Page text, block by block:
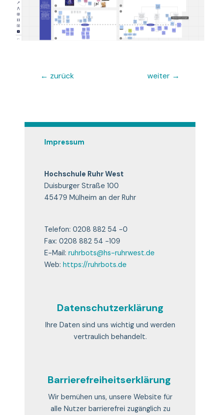
← zurück weiter →
Impressum
Hochschule Ruhr West
Duisburger Straße 100
45479 Mülheim an der Ruhr
Telefon: 0208 882 54 -0
Fax: 0208 882 54 -109
E-Mail: ruhrbots@hs-ruhrwest.de
Web: https://ruhrbots.de
Datenschutzerklärung
Ihre Daten sind uns wichtig und werden
vertraulich behandelt.
Barrierefreiheitserklärung
Wir bemühen uns, unsere Website für
alle Nutzer barrierefrei zugänglich zu